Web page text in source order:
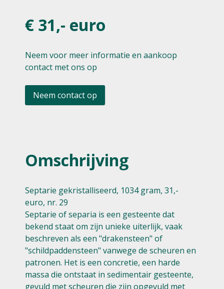
€ 31,- euro
Neem voor meer informatie en aankoop
contact met ons op
Neem contact op
Omschrijving
Septarie gekristalliseerd, 1034 gram, 31,-
euro, nr. 29
Septarie of separia is een gesteente dat
bekend staat om zijn unieke uiterlijk, vaak
beschreven als een "drakensteen" of
"schildpaddensteen" vanwege de scheuren en
patronen. Het is een concretie, een harde
massa die ontstaat in sedimentair gesteente,
gevuld met scheuren die zijn opgevuld met